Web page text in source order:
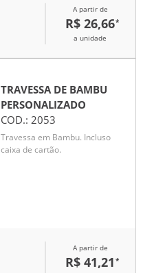
A partir de
R$ 26,66*
a unidade
TRAVESSA DE BAMBU
PERSONALIZADO
COD.: 2053
Travessa em Bambu. Incluso
caixa de cartão.
A partir de
R$ 41,21 *